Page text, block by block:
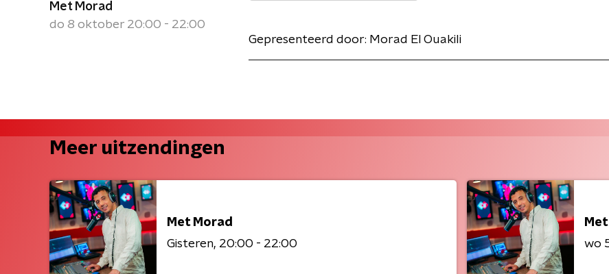
Met Morad
do 8 oktober 20:00 - 22:00
Gepresenteerd door: Morad El Ouakili
Meer uitzendingen
Met Morad
Gisteren 20:00 - 22:00
wo